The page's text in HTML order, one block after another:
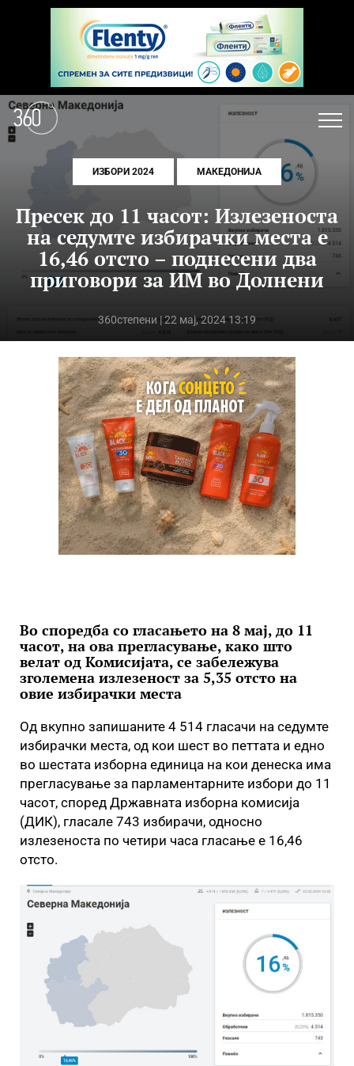
ИЗБОРИ 2024 МАКЕДОНИЈА
Пресек до 11 часот: Излезеноста
на седумте избирачки места е
16,46 отсто – поднесени два
приговори за ИМ во Долнени
360степени| 22 мај, 2024 13:19
Во споредба со гласањето на 8 мај, до 11
часот, на ова прегласување, како што
велат од Комисијата, се забележува
зголемена излезеност за 5,35 отсто на
овие избирачки места
Од вкупно запишаните 4 514 гласачи на седумте
избирачки места, од кои шест во петтата и едно
во шестата изборна единица на кои денеска има
прегласување за парламентарните избори до 11
часот, според Државната изборна комисија
(ДИК), гласале 743 избирачи, односно
излезеноста по четири часа гласање е 16,46
отсто.